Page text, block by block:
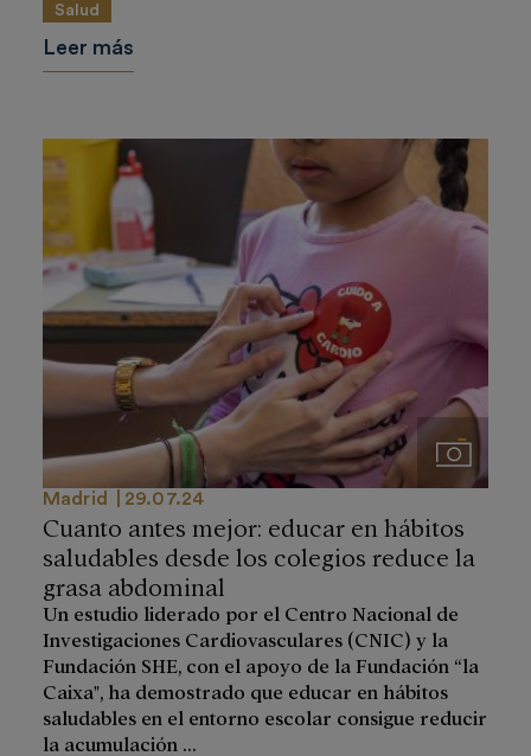
Salud
Leer más
Imágenes
Madrid 29.07.24
Cuanto antes mejor: educar en hábitos
saludables desde los colegios reduce la
grasa abdominal
Un estudio liderado por el Centro Nacional de
Investigaciones Cardiovasculares (CNIC) y la
Fundación SHE, con el apoyo de la Fundación “la
Caixa", ha demostrado que educar en hábitos
saludables en el entorno escolar consigue reducir
la acumulación ...